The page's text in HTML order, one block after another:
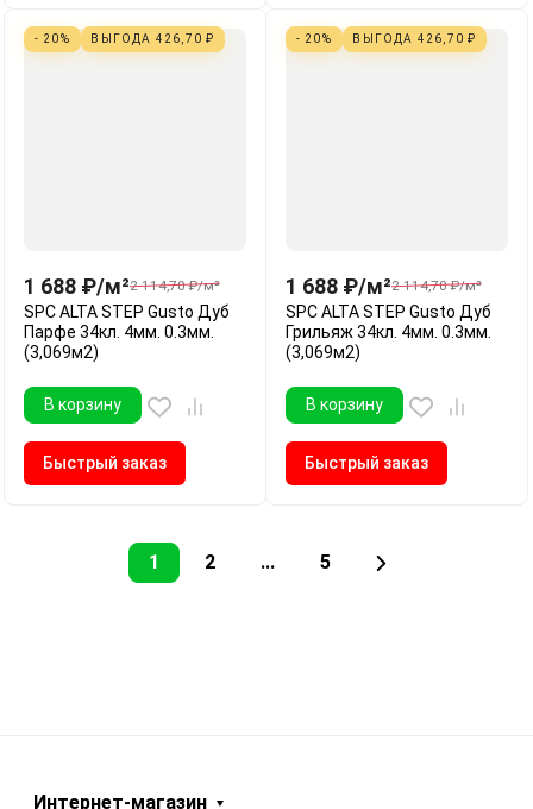
- 20% ВЫГОДА 426,70 ₽
1 688 ₽/м²2 114,70 ₽/м²
SPC ALTA STEP Gusto Дуб
Парфе 34кл. 4мм. 0.3мм.
(3,069м2)
В корзину
Быстрый заказ
- 20% ВЫГОДА 426,70 ₽
1 688 ₽/м²2 114,70 ₽/м²
SPC ALTA STEP Gusto Дуб
Грильяж 34кл. 4мм. 0.3мм.
(3,069м2)
В корзину
Быстрый заказ
1 2 ... 5
Интернет-магазин